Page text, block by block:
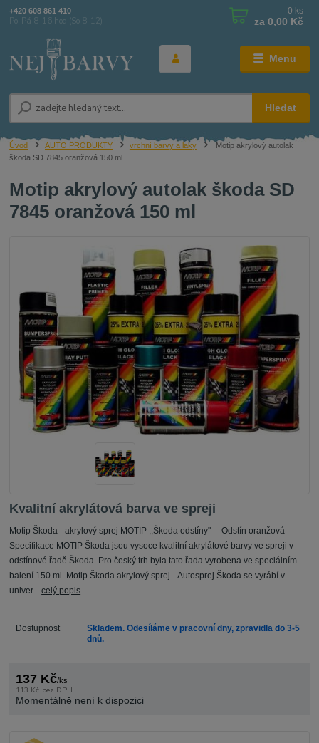
Menu
Hledat
+420 608 861 410
Po-Pá 8-16 hod (So 8-12)
0 ks
za 0,00 Kč
Úvod AUTO PRODUKTY vrchní barvy a laky
Motip akrylový autolak
škoda SD 7845 oranžová 150 ml
Motip akrylový autolak škoda SD
7845 oranžová 150 ml
Kvalitní akrylátová barva ve spreji
Motip Škoda - akrylový sprej MOTIP ,,Škoda odstíny" Odstín oranžová
Specifikace MOTIP Škoda jsou vysoce kvalitní akrylátové barvy ve spreji v
odstínové řadě Škoda. Pro český trh byla tato řada vyrobena ve speciálním
balení 150 ml. Motip Škoda akrylový sprej - Autosprej Škoda se vyrábí v
univer...celý popis
Dostupnost
Skladem. Odesíláme v pracovní dny, zpravidla do 3-5
dnů.
137 Kč/ks
113 Kč bez DPH
Momentálně není k dispozici